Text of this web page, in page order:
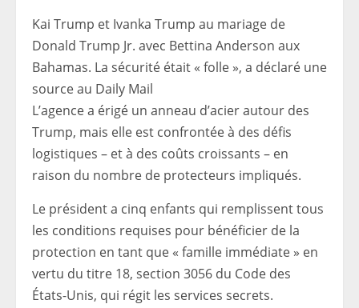
Kai Trump et Ivanka Trump au mariage de
Donald Trump Jr. avec Bettina Anderson aux
Bahamas. La sécurité était « folle », a déclaré une
source au Daily Mail
L’agence a érigé un anneau d’acier autour des
Trump, mais elle est confrontée à des défis
logistiques – et à des coûts croissants – en
raison du nombre de protecteurs impliqués.
Le président a cinq enfants qui remplissent tous
les conditions requises pour bénéficier de la
protection en tant que « famille immédiate » en
vertu du titre 18, section 3056 du Code des
États-Unis, qui régit les services secrets.